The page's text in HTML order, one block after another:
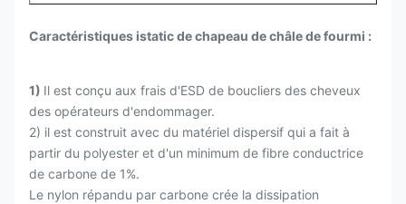
Caractéristiques istatic de chapeau de châle de fourmi :
1) Il est conçu aux frais d'ESD de boucliers des cheveux
des opérateurs d'endommager.
2) il est construit avec du matériel dispersif qui a fait à
partir du polyester et d'un minimum de fibre conductrice
de carbone de 1%.
Le nylon répandu par carbone crée la dissipation